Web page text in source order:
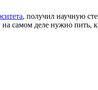
, получил научную
самом деле нужно пить,